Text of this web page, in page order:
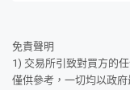
免責聲明
1) 交易所引致對買方的
僅供參考，一切均以政